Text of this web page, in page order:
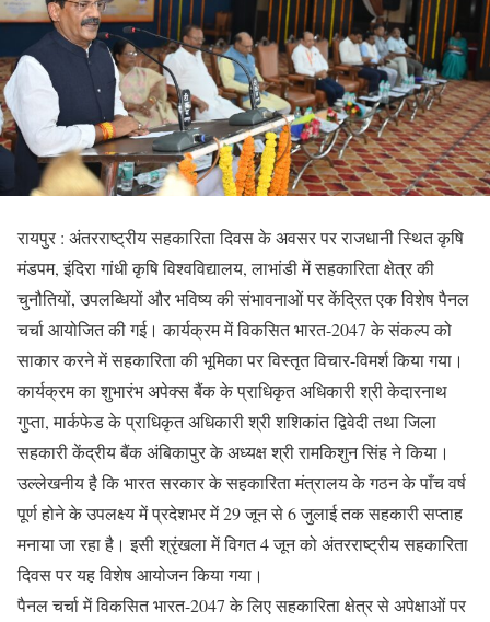
रायपुर : अंतरराष्ट्रीय सहकारिता दिवस के अवसर पर राजधानी स्थित कृषि
मंडपम, इंदिरा गांधी कृषि विश्वविद्यालय, लाभांडी में सहकारिता क्षेत्र की
चुनौतियों, उपलब्धियों और भविष्य की संभावनाओं पर केंद्रित एक विशेष पैनल
चर्चा आयोजित की गई। कार्यक्रम में विकसित भारत-2047 के संकल्प को
साकार करने में सहकारिता की भूमिका पर विस्तृत विचार-विमर्श किया गया।
कार्यक्रम का शुभारंभ अपेक्स बैंक के प्राधिकृत अधिकारी श्री केदारनाथ
गुप्ता, मार्कफेड के प्राधिकृत अधिकारी श्री शशिकांत द्विवेदी तथा जिला
सहकारी केंद्रीय बैंक अंबिकापुर के अध्यक्ष श्री रामकिशुन सिंह ने किया।
उल्लेखनीय है कि भारत सरकार के सहकारिता मंत्रालय के गठन के पाँच वर्ष
पूर्ण होने के उपलक्ष्य में प्रदेशभर में 29 जून से 6 जुलाई तक सहकारी सप्ताह
मनाया जा रहा है। इसी श्रृंखला में विगत 4 जून को अंतरराष्ट्रीय सहकारिता
दिवस पर यह विशेष आयोजन किया गया।
पैनल चर्चा में विकसित भारत-2047 के लिए सहकारिता क्षेत्र से अपेक्षाओं पर